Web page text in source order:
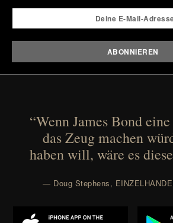
“Wenn James Bond
das Zeug machen
haben will, wäre es
— Doug Stephens,